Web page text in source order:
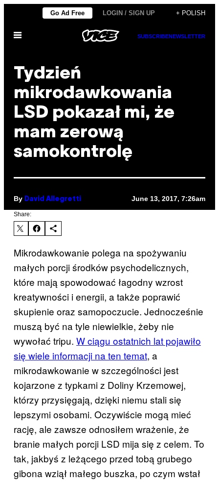
content
Go Ad Free LOGIN / SIGN UP + POLISH
Open
SUBSCRIBENEWSLETTER
Tydzień
mikrodawkowania
LSD pokazał mi, że
mam zerową
samokontrolę
By David Allegretti June 13, 2017, 7:26am
Share:
Mikrodawkowanie polega na spożywaniu
małych porcji środków psychodelicznych,
które mają spowodować łagodny wzrost
kreatywności i energii, a także poprawić
skupienie oraz samopoczucie. Jednocześnie
muszą być na tyle niewielkie, żeby nie
wywołać tripu. W ciągu ostatnich lat pojawiło
się wiele informacji na ten temat, a
mikrodawkowanie w szczególności jest
kojarzone z typkami z Doliny Krzemowej,
którzy przysięgają, dzięki niemu stali się
lepszymi osobami. Oczywiście mogą mieć
rację, ale zawsze odnosiłem wrażenie, że
branie małych porcji LSD mija się z celem. To
tak, jakbyś z leżącego przed tobą grubego
gibona wziął małego buszka, po czym wstał